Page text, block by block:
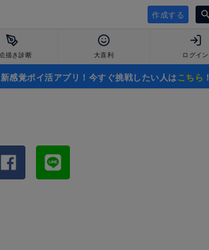
作成する
描き診断 大喜利 ログイン
感覚ポイ活アプリ！今すぐ挑戦したい人はこちら ！